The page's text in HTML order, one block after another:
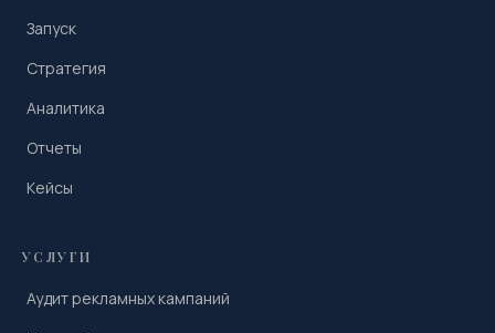
Запуск
Стратегия
Аналитика
Отчеты
Кейсы
УСЛУГИ
Аудит рекламных кампаний